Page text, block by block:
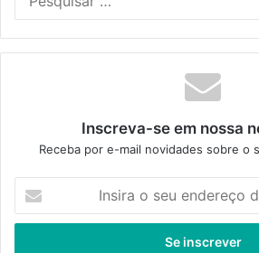
Inscreva-se em nossa
Receba por e-mail novidades sobre o
seu